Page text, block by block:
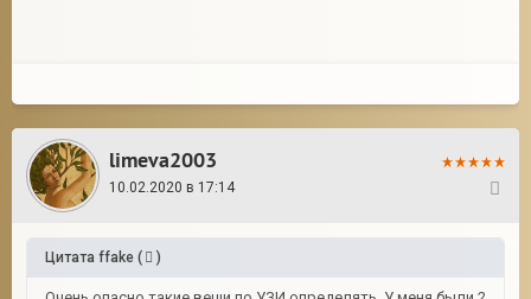
limeva2003
10.02.2020 в 17:14
Цитата ffake ( )